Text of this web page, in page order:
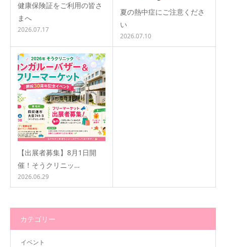
健康保険証をご利用の皆さ
まへ
2026.07.17
夏の熱中症にご注意くださ
い
2026.07.10
【出展者募集】8月1日開
催！そうクリニッ…
2026.06.29
カテゴリー
イベント